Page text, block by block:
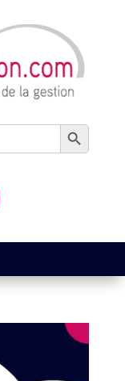
Search Button